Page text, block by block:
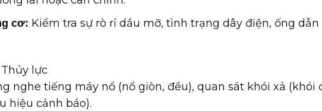
cơ: Kiểm tra sự rò rỉ dầu mỡ, tình trạng dây điện, ống dẫn
lực
nghe tiếng máy nổ (nổ giòn, đều), quan sát khói xả (khói
hiệu cảnh báo).